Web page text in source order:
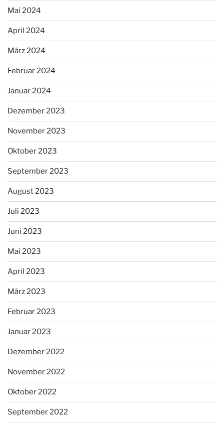
Mai 2024
April 2024
März 2024
Februar 2024
Januar 2024
Dezember 2023
November 2023
Oktober 2023
September 2023
August 2023
Juli 2023
Juni 2023
Mai 2023
April 2023
März 2023
Februar 2023
Januar 2023
Dezember 2022
November 2022
Oktober 2022
September 2022